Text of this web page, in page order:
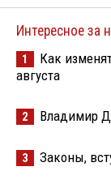
Интересное за
1
Как
августа
2 Владимир
3 Законы,